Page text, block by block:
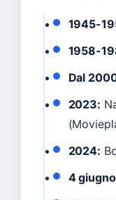
1945-
1958-
Dal
2023:
2024:
4